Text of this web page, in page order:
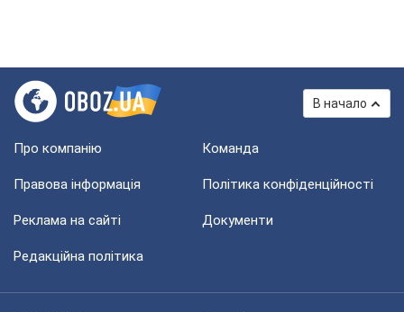
В начало
Про компанію Команда
Правова інформація Політика конфіденційності
Реклама на сайті Документи
Редакційна політика